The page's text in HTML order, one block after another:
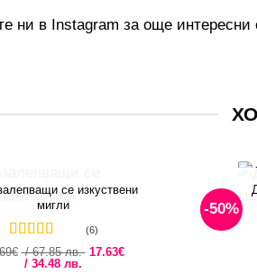
ни в Instagram за още интересни
се изкуствени
мигли
Оценено с
4.5от 5
(6)
€ / 67.85 лв. Original
17.63€
/ 34.48 лв.
-50%